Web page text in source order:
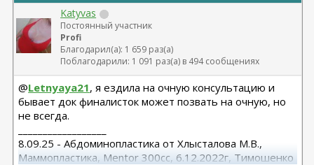
Katyvas
Постоянный участник
Profi
Благодарил(а): 1 659 раз(а)
Поблагодарили: 1 091 раз(а) в 494 сообщениях
@Letnyaya21, я ездила на очную консультацию и
бывает док финалисток может позвать на очную, но
не всегда.
8.09.25 - Абдоминопластика от Хлысталова М.В.,
Маммопластика, Mentor 300cc, 6.12.2022г, Тимошенко